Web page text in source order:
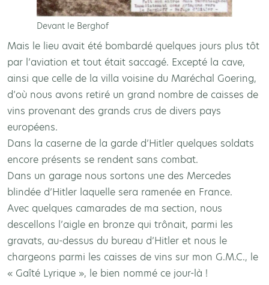
Devant le Berghof
Mais le lieu avait été bombardé quelques jours plus tôt
par l’aviation et tout était saccagé. Excepté la cave,
ainsi que celle de la villa voisine du Maréchal Goering,
d’où nous avons retiré un grand nombre de caisses de
vins provenant des grands crus de divers pays
européens.
Dans la caserne de la garde d’Hitler quelques soldats
encore présents se rendent sans combat.
Dans un garage nous sortons une des Mercedes
blindée d’Hitler laquelle sera ramenée en France.
Avec quelques camarades de ma section, nous
descellons l’aigle en bronze qui trônait, parmi les
gravats, au-dessus du bureau d’Hitler et nous le
chargeons parmi les caisses de vins sur mon G.M.C., le
« Gaîté Lyrique », le bien nommé ce jour-là !